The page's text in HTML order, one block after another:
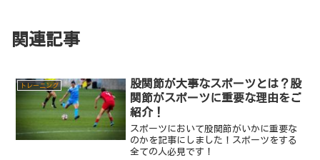
関連記事
トレーニング
股関節が大事なスポーツとは？股
関節がスポーツに重要な理由をご
紹介！
スポーツにおいて股関節がいかに重要な
のかを記事にしました！スポーツをする
全ての人必見です！